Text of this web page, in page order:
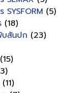
SYSFORM (5)
(18)
บสันปก (23)
(15)
(11)